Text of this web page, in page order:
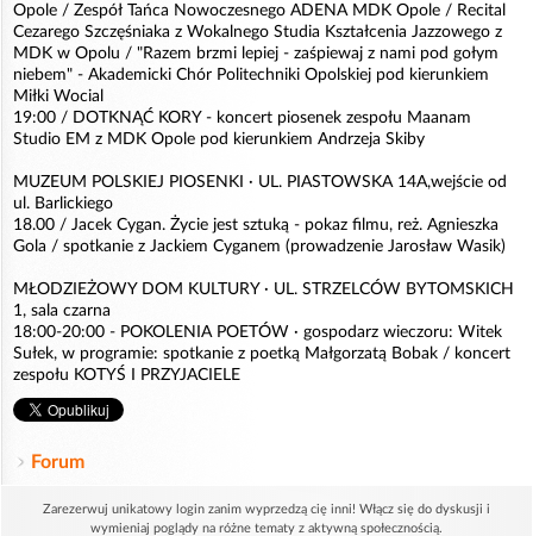
Opole / Zespół Tańca Nowoczesnego ADENA MDK Opole / Recital
Cezarego Szczęśniaka z Wokalnego Studia Kształcenia Jazzowego z
MDK w Opolu / "Razem brzmi lepiej - zaśpiewaj z nami pod gołym
niebem" - Akademicki Chór Politechniki Opolskiej pod kierunkiem
Miłki Wocial
19:00 / DOTKNĄĆ KORY - koncert piosenek zespołu Maanam
Studio EM z MDK Opole pod kierunkiem Andrzeja Skiby
MUZEUM POLSKIEJ PIOSENKI · UL. PIASTOWSKA 14A,wejście od
ul. Barlickiego
18.00 / Jacek Cygan. Życie jest sztuką - pokaz filmu, reż. Agnieszka
Gola / spotkanie z Jackiem Cyganem (prowadzenie Jarosław Wasik)
MŁODZIEŻOWY DOM KULTURY · UL. STRZELCÓW BYTOMSKICH
1, sala czarna
18:00-20:00 - POKOLENIA POETÓW · gospodarz wieczoru: Witek
Sułek, w programie: spotkanie z poetką Małgorzatą Bobak / koncert
zespołu KOTYŚ I PRZYJACIELE
Forum
Zarezerwuj unikatowy login zanim wyprzedzą cię inni! Włącz się do dyskusji i
wymieniaj poglądy na różne tematy z aktywną społecznością.